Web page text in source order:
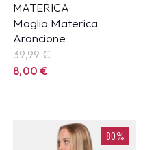
MATERICA
Maglia Materica
Arancione
39,99€
8,00 €
80%